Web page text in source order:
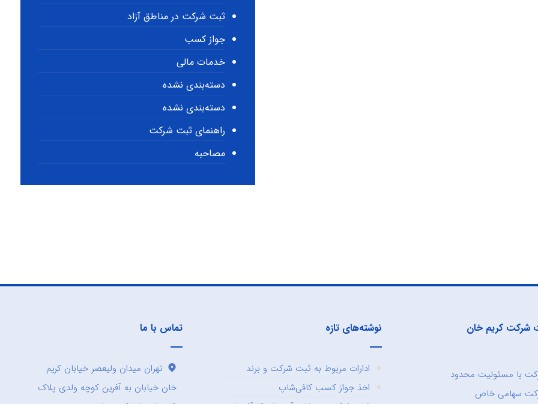
ثبت شرکت در مناطق آزاد
جواز کسب
خدمات مالی
دسته‌بندی نشده
دسته‌بندی نشده
راهنمای ثبت شرکت
مصاحبه
شرکت کریم خان
با مسئولیت محدود
سهامی خاص
نوشته‌های تازه
ادارات مربوط به ثبت شرکت و برند
اخذ جواز کسب کافی‌شاپ
تماس با ما
تهران میدان ولیعصر خیابان کریم
خان خیابان به آفرین کوچه ولدی پلاک